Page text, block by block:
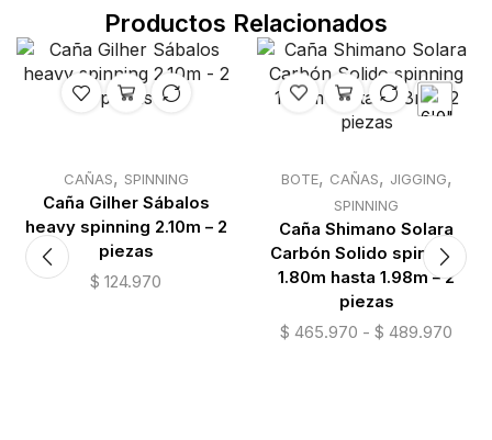
Productos Relacionados
CAÑAS, SPINNING
Caña Gilher Sábalos
heavy spinning 2.10m – 2
piezas
$ 124.970
BOTE, CAÑAS, JIGGING,
SPINNING
Caña Shimano Solara
Carbón Solido spinning
1.80m hasta 1.98m – 2
piezas
$ 465.970 - $ 489.970